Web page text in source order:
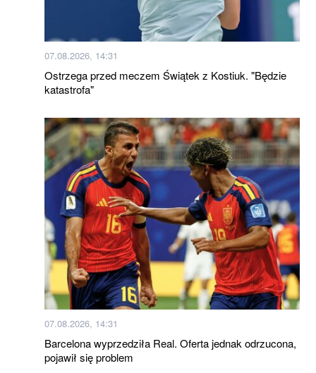
07.08.2026, 14:31
Ostrzega przed meczem Świątek z Kostiuk. "Będzie
katastrofa"
07.08.2026, 14:31
Barcelona wyprzedziła Real. Oferta jednak odrzucona,
pojawił się problem